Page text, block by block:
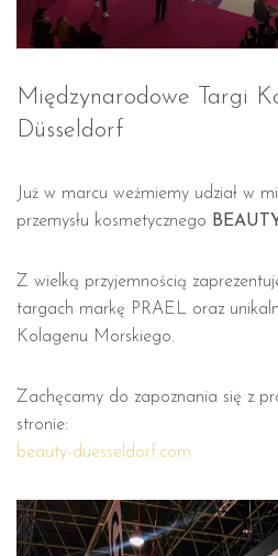
Międzynarodowe Targi
Düsseldorf
Już w marcu weźmiemy udział w
przemysłu kosmetycznego
Z wielką przyjemnością
targach markę PRAEL oraz
Kolagenu Morskiego.
Zachęcamy do zapoznania się z
stronie:
beauty-duesseldorf.com